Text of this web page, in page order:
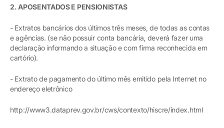
2. APOSENTADOS E PENSIONISTAS
- Extratos bancários dos últimos três meses, de todas as contas
e agências. (se não possuir conta bancária, deverá fazer uma
declaração informando a situação e com firma reconhecida em
cartório).
- Extrato de pagamento do último mês emitido pela Internet no
endereço eletrônico
http://www3.dataprev.gov.br/cws/contexto/hiscre/index.html